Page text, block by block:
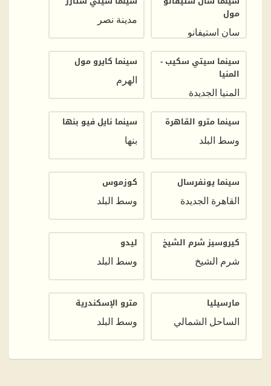
مول
سان استيفانو
مدينة نصر
سينما سيتي سكيب -
المنيا
المنيا الجديدة
سينما كايرو مول
الهرم
سينما مترو القاهرة
وسط البلد
سينما نايل فيو بنها
بنها
سينما يونفرسال
القاهرة الجديدة
كوزموس
وسط البلد
كيروسيز شرم الشيخ
شرم الشيخ
ليدو
وسط البلد
مارسيليا
الساحل الشمالي
مترو الإسكندرية
وسط البلد